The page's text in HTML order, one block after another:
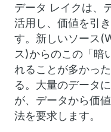
データ レイクは、
活用し、価値を引
す。新しいソース
ス)からのこの「暗
れることが多かっ
る。大量のデータ
が、データから価
法を要求します。